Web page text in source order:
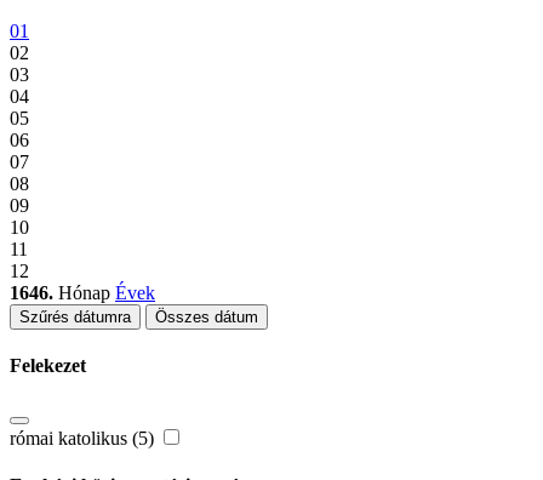
01
02
03
04
05
06
07
08
09
10
11
12
1646. Hónap Évek
Szűrés dátumra Összes dátum
Felekezet
római katolikus (5)